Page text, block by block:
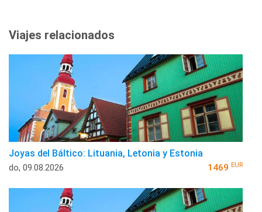
Viajes relacionados
Joyas del Báltico: Lituania, Letonia y Estonia
do, 09.08.2026 1469 EUR